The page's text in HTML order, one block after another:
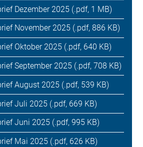
Dezember 2025 (.pdf, 1 MB)
November 2025 (.pdf, 886 KB)
Oktober 2025 (.pdf, 640 KB)
September 2025 (.pdf, 708 KB)
August 2025 (.pdf, 539 KB)
Juli 2025 (.pdf, 669 KB)
Juni 2025 (.pdf, 995 KB)
Mai 2025 (.pdf, 626 KB)